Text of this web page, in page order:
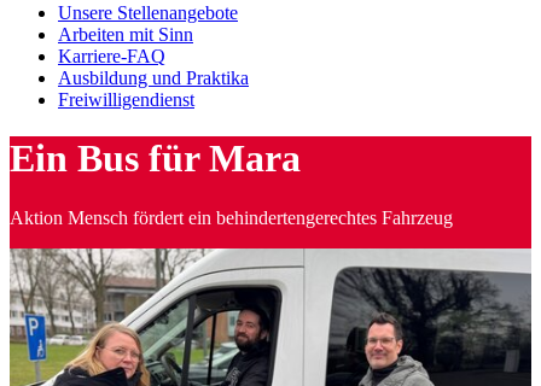
Unsere Stellenangebote
Arbeiten mit Sinn
Karriere-FAQ
Ausbildung und Praktika
Freiwilligendienst
Ein Bus für Mara
Aktion Mensch fördert ein behindertengerechtes Fahrzeug